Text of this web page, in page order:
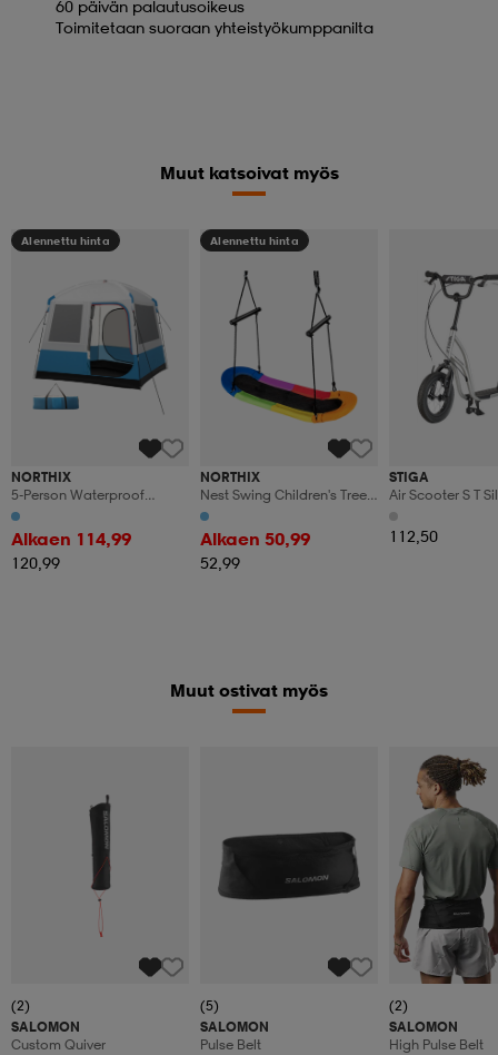
60 päivän palautusoikeus
Toimitetaan suoraan yhteistyökumppanilta
Muut katsoivat myös
Alennettu hinta
NORTHIX
5-Person Waterproof
Camping Tent With Mesh
Doors Windows
Alkaen 114,99
120,99
Alennettu hinta
NORTHIX
Nest Swing Children's Tree
Swing With 100-160cm
Adjustable Rope Hanging
Swing Colorful 123 X 45cm
Alkaen 50,99
52,99
STIGA
Air Scooter S T
112,50
Muut ostivat myös
(2)
SALOMON
Custom Quiver
(5)
SALOMON
Pulse Belt
(2)
SALOMON
High Pulse Belt